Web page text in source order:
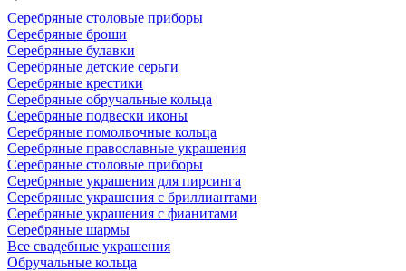
Серебряные столовые приборы
Серебряные броши
Серебряные булавки
Серебряные детские серьги
Серебряные крестики
Серебряные обручальные кольца
Серебряные подвески иконы
Серебряные помолвочные кольца
Серебряные православные украшения
Серебряные столовые приборы
Серебряные украшения для пирсинга
Серебряные украшения с бриллиантами
Серебряные украшения с фианитами
Серебряные шармы
Все свадебные украшения
Обручальные кольца